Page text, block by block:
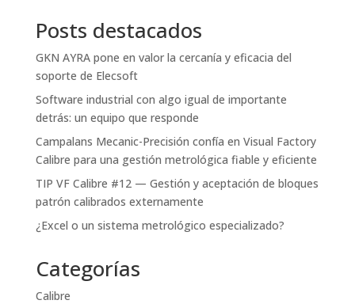
Posts destacados
GKN AYRA pone en valor la cercanía y eficacia del
soporte de Elecsoft
Software industrial con algo igual de importante
detrás: un equipo que responde
Campalans Mecanic-Precisión confía en Visual Factory
Calibre para una gestión metrológica fiable y eficiente
TIP VF Calibre #12 — Gestión y aceptación de bloques
patrón calibrados externamente
¿Excel o un sistema metrológico especializado?
Categorías
Calibre